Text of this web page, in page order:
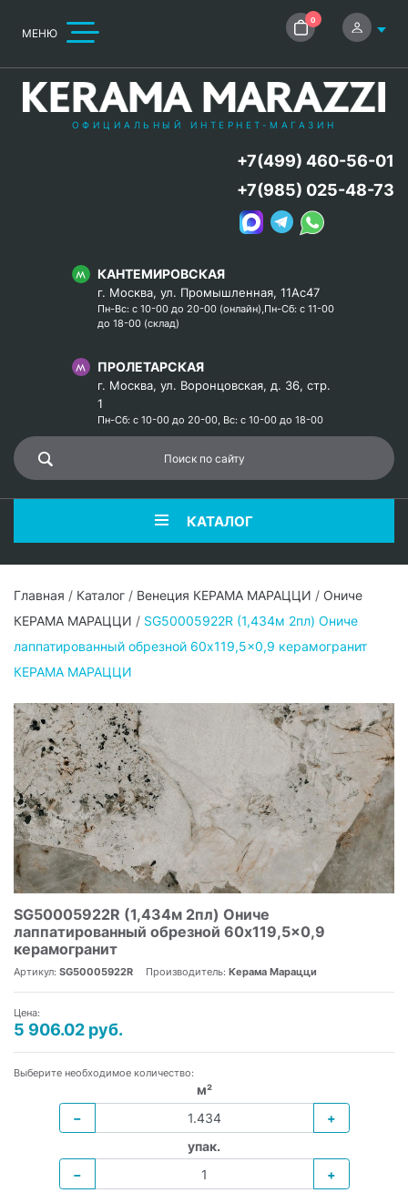
МЕНЮ
0
ОФИЦИАЛЬНЫЙ ИНТЕРНЕТ-МАГАЗИН
КАНТЕМИРОВСКАЯ
г. Москва, ул. Промышленная, 11Ас47
Пн-Вс: с 10-00 до 20-00 (онлайн),Пн-Сб: с 11-00
до 18-00 (склад)
ПРОЛЕТАРСКАЯ
г. Москва, ул. Воронцовская, д. 36, стр.
1
Пн-Сб: с 10-00 до 20-00, Вс: с 10-00 до 18-00
+7(499) 460-56-01
+7(985) 025-48-73
КАТАЛОГ
Главная / Каталог / Венеция КЕРАМА МАРАЦЦИ / Ониче
КЕРАМА МАРАЦЦИ / SG50005922R (1,434м 2пл) Ониче
лаппатированный обрезной 60x119,5x0,9 керамогранит
КЕРАМА МАРАЦЦИ
SG50005922R (1,434м 2пл) Ониче
лаппатированный обрезной 60x119,5x0,9
керамогранит
Артикул: SG50005922R Производитель: Керама Марацци
Цена:
5 906.02 руб.
Выберите необходимое количество:
м²
−
+
упак.
−
+